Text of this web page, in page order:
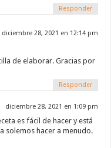
Responder
diciembre 28, 2021 en 12:14 pm
de elaborar. Gracias por
Responder
diciembre 28, 2021 en 1:09 pm
es fácil de hacer y está
solemos hacer a menudo.